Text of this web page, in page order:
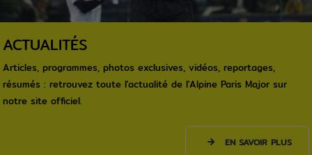
ACTUALITÉS
Articles, programmes, photos exclusives, vidéos, reportages,
résumés : retrouvez toute l'actualité de l'Alpine Paris Major sur
notre site officiel.
EN SAVOIR PLUS